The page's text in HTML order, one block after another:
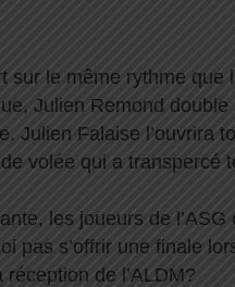
sur le même rythme que
Julien Remond
Julien Falaise l’ouvrira
volée qui a transpercé
les joueurs de
pas s’offrir une finale
de l’ALDM?